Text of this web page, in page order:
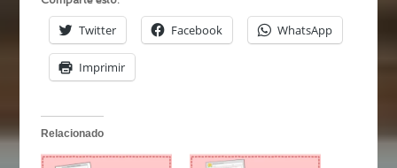
Twitter Facebook WhatsApp
Imprimir
Relacionado